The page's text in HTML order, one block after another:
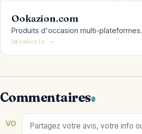
Ookazion.com
Produits d'occasion multi-plateformes.
Découvrir →
Commentaires0
VO